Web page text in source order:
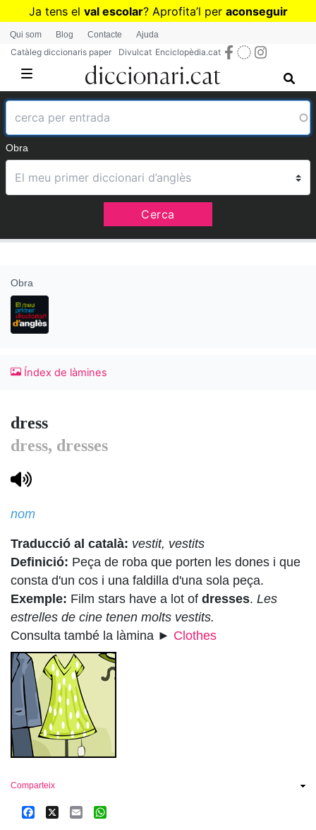
Vés
contingut
Ja tens el val escolar? Aprofita’l per aconseguir
diccionaris per a Primària o Secundària
Qui som Blog Contacte Ajuda
Catàleg diccionaris paper Divulcat Enciclopèdia.cat
Obra
Cerca
dress
dress, dresses
nom
Traducció al català: vestit, vestits
Definició: Peça de roba que porten les dones i que
consta d'un cos i una faldilla d'una sola peça.
Exemple: Film stars have a lot of dresses. Les
estrelles de cine tenen molts vestits.
Consulta també la làmina ► Clothes
Obra
Índex de làmines
Comparteix
Facebook Email